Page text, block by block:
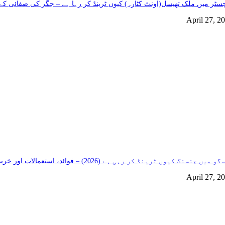
میں ملک تھیسل(اونٹ کٹارہ) کیوں ٹرینڈ کر رہا ہے – جگر کی صفائی کے
April 27,
میں جنسنگ کیوں ٹرینڈ کر رہی ہے (2026) – فوائد، استعمالات اور خریداری گائیڈ
April 27,